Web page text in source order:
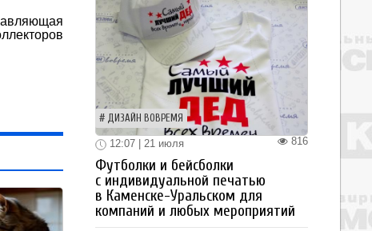
ДИЗАЙН ВОВРЕМЯ
816
12:07 | 21 июля
Футболки и бейсболки
с индивидуальной печатью
в Каменске-Уральском для
компаний и любых мероприятий